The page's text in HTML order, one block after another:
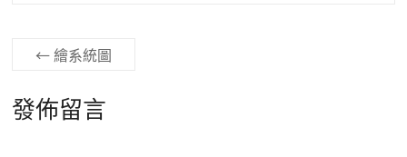
←繪系統圖
發佈留言